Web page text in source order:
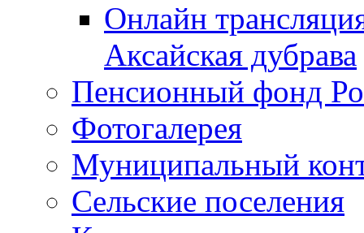
Онлайн
Аксайская дубрава
Пенсионный фонд
Фотогалерея
Муниципальный
Сельские поселения